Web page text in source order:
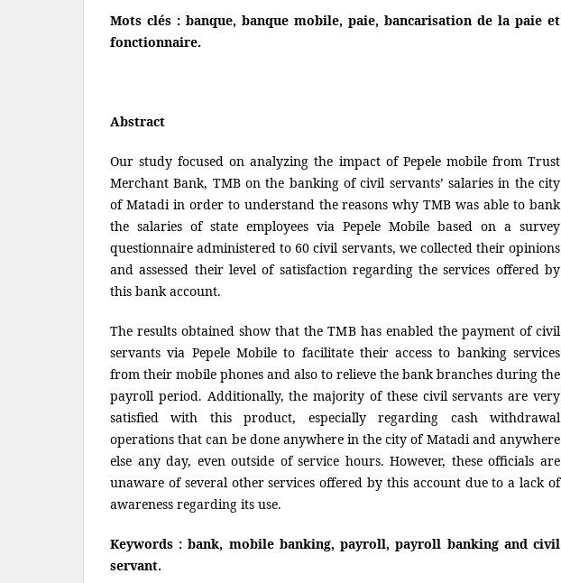
Mots clés : banque, banque mobile, paie, bancarisation de la paie et
fonctionnaire.
Abstract
Our study focused on analyzing the impact of Pepele mobile from Trust
Merchant Bank, TMB on the banking of civil servants’ salaries in the city
of Matadi in order to understand the reasons why TMB was able to bank
the salaries of state employees via Pepele Mobile based on a survey
questionnaire administered to 60 civil servants, we collected their opinions
and assessed their level of satisfaction regarding the services offered by
this bank account.
The results obtained show that the TMB has enabled the payment of civil
servants via Pepele Mobile to facilitate their access to banking services
from their mobile phones and also to relieve the bank branches during the
payroll period. Additionally, the majority of these civil servants are very
satisfied with this product, especially regarding cash withdrawal
operations that can be done anywhere in the city of Matadi and anywhere
else any day, even outside of service hours. However, these officials are
unaware of several other services offered by this account due to a lack of
awareness regarding its use.
Keywords :bank, mobile banking, payroll, payroll banking and civil
servant.